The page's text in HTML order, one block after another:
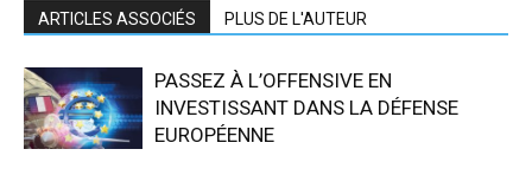
ARTICLES ASSOCIÉS PLUS DE L'AUTEUR
PASSEZ À L’OFFENSIVE EN
INVESTISSANT DANS LA DÉFENSE
EUROPÉENNE